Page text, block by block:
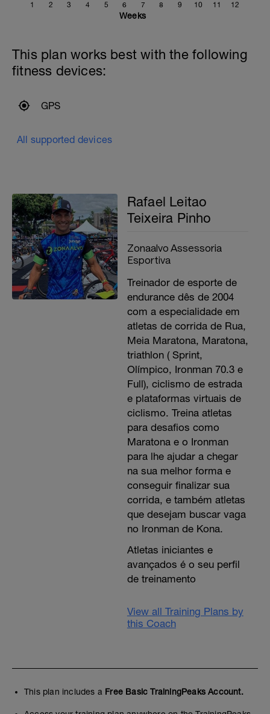
1 2 3 4 5 6 7 8 9 10 11 12
Weeks
This plan works best with the following
fitness devices:
GPS
All supported devices
Rafael Leitao
Teixeira Pinho
Zonaalvo Assessoria
Esportiva
Treinador de esporte de
endurance dês de 2004
com a especialidade em
atletas de corrida de Rua,
Meia Maratona, Maratona,
triathlon ( Sprint,
Olímpico, Ironman 70.3 e
Full), ciclismo de estrada
e plataformas virtuais de
ciclismo. Treina atletas
para desafios como
Maratona e o Ironman
para lhe ajudar a chegar
na sua melhor forma e
conseguir finalizar sua
corrida, e também atletas
que desejam buscar vaga
no Ironman de Kona.
Atletas iniciantes e
avançados é o seu perfil
de treinamento
View all Training Plans by
this Coach
This plan includes a Free Basic TrainingPeaks Account.